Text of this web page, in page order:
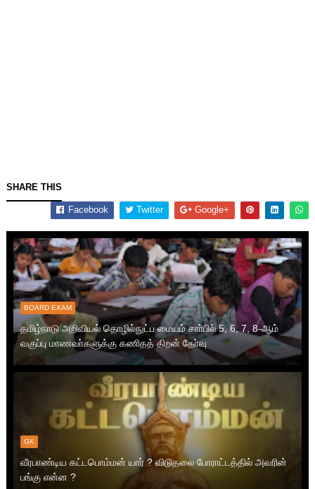
SHARE THIS
Facebook Twitter Google+
BOARD EXAM
தமிழ்நாடு அறிவியல் தொழில்நுட்ப மையம் சாா்பில் 5, 6, 7, 8-ஆம்
வகுப்பு மாணவா்களுக்கு கணிதத் திறன் தோ்வு
GK
வீரபாண்டிய கட்டபொம்மன் யார் ? விடுதலை போராட்டத்தில் அவரின்
பங்கு என்ன ?